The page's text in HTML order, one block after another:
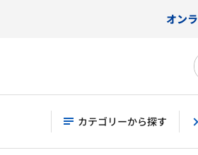
オン
カテゴリーから探す